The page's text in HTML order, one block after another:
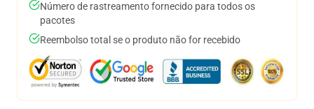
Número de rastreamento fornecido para todos os
pacotes
Reembolso total se o produto não for recebido